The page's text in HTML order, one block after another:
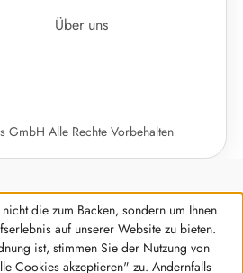
Über uns
GmbH Alle Rechte Vorbehalten
die zum Backen, sondern um Ihnen
auf unserer Website zu bieten.
ist, stimmen Sie der Nutzung von
Cookies akzeptieren" zu. Andernfalls